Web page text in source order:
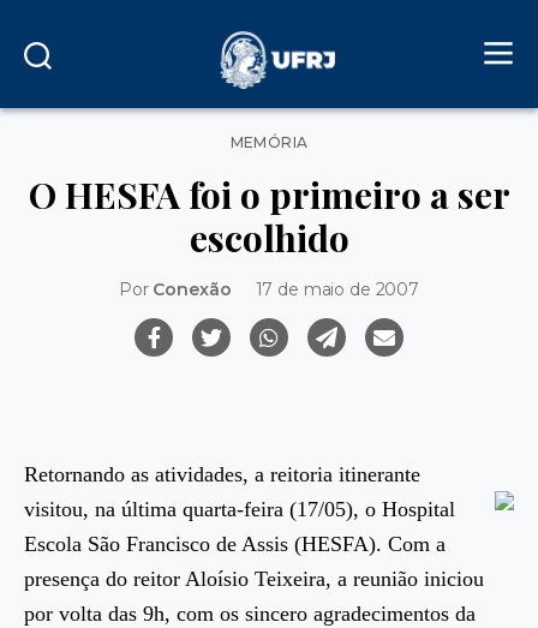
Categorias
MEMÓRIA
O HESFA foi o primeiro a ser
escolhido
Por Conexão 17 de maio de 2007
Retornando as atividades, a reitoria itinerante
visitou, na última quarta-feira (17/05), o Hospital
Escola São Francisco de Assis (HESFA). Com a
presença do reitor Aloísio Teixeira, a reunião iniciou
por volta das 9h, com os sincero agradecimentos da